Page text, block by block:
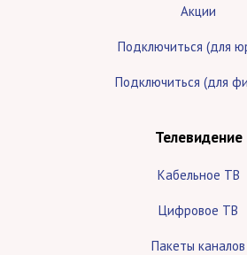
Акции
Подключиться (для
Подключиться (для
Телевидение
Кабельное ТВ
Цифровое ТВ
Пакеты каналов